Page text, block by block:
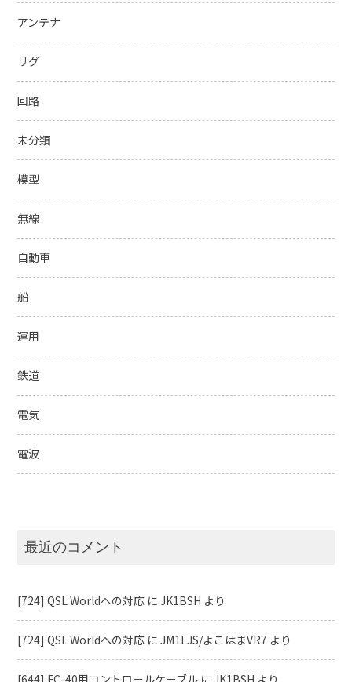
アンテナ
リグ
回路
未分類
模型
無線
自動車
船
運用
鉄道
電気
電波
最近のコメント
[724] QSL Worldへの対応 にJK1BSH より
[724] QSL Worldへの対応 にJM1LJS/よこはまVR7 より